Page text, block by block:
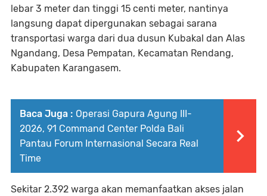
lebar 3 meter dan tinggi 15 centi meter, nantinya
langsung dapat dipergunakan sebagai sarana
transportasi warga dari dua dusun Kubakal dan Alas
Ngandang, Desa Pempatan, Kecamatan Rendang,
Kabupaten Karangasem.
Baca Juga : Operasi Gapura Agung III-
2026, 91 Command Center Polda Bali
Pantau Forum Internasional Secara Real
Time
Sekitar 2.392 warga akan memanfaatkan akses jalan